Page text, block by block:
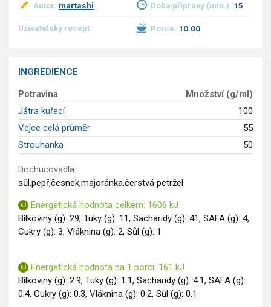
Sladké pokrmy
Dezerty
Dětské recepty
GLP-1 recepty
Autor: martashi Doba přípravy (min.): 15
Uživatelský recept Porce: 10.00
INGREDIENCE
Potravina
Množství (g/ml)
Játra kuřecí
100
Vejce celá průměr
55
Strouhanka
50
Dochucovadla:
sůl,pepř,česnek,majoránka,čerstvá petržel
Energetická hodnota celkem: 1606 kJ
Bílkoviny (g): 29, Tuky (g): 11, Sacharidy (g): 41, SAFA (g): 4,
Cukry (g): 3, Vláknina (g): 2, Sůl (g): 1
Energetická hodnota na 1 porci: 161 kJ
Bílkoviny (g): 2.9, Tuky (g): 1.1, Sacharidy (g): 4.1, SAFA (g):
0.4, Cukry (g): 0.3, Vláknina (g): 0.2, Sůl (g): 0.1